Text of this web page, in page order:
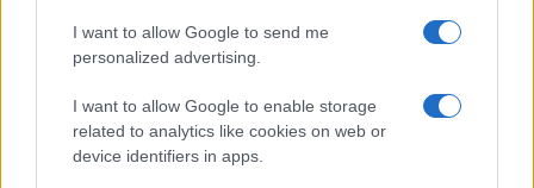
I want to allow Google to send me
personalized advertising.
I want to allow Google to enable storage
related to analytics like cookies on web or
device identifiers in apps.
Scoperte carcasse di moto e motori in container
destinati al Senegal
Il Córdoba ha ottenuto il II Trofeo Puertas dopo aver
sconfitto il Rayo ai rigori.
Nuova Zelanda: ondata di freddo eccezionale porta